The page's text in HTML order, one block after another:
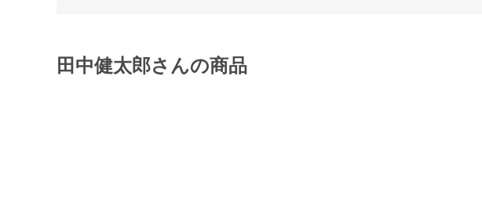
田中健太郎さんの商品